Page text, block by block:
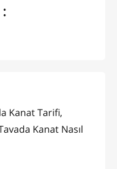
Kanat Tarifi,
Kanat Nasıl